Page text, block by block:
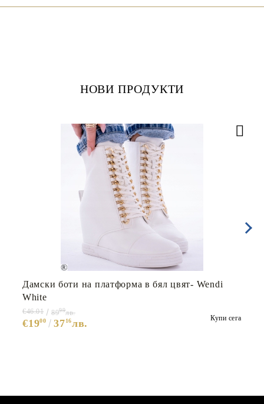
НОВИ ПРОДУКТИ
Дамски боти на платформа в бял цвят- Wendi
White
€1900 3716лв.
€46.01 8999лв.
Купи сега